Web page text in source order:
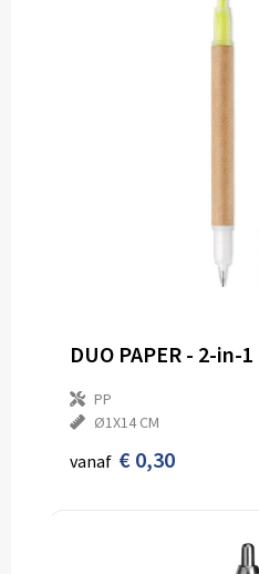
DUO PAPER - 2-in-
PP
Ø1X14 CM
vanaf € 0,30